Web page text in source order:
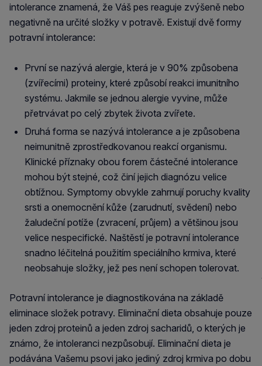
intolerance znamená, že Váš pes reaguje zvýšeně nebo
negativně na určité složky v potravě. Existují dvě formy
potravní intolerance:
První se nazývá alergie, která je v 90% způsobena
(zvířecími) proteiny, které způsobí reakci imunitního
systému. Jakmile se jednou alergie vyvine, může
přetrvávat po celý zbytek života zvířete.
Druhá forma se nazývá intolerance a je způsobena
neimunitně zprostředkovanou reakcí organismu.
Klinické příznaky obou forem částečné intolerance
mohou být stejné, což činí jejich diagnózu velice
obtížnou. Symptomy obvykle zahrnují poruchy kvality
srsti a onemocnění kůže (zarudnutí, svědení) nebo
žaludeční potíže (zvracení, průjem) a většinou jsou
velice nespecifické. Naštěstí je potravní intolerance
snadno léčitelná použitím speciálního krmiva, které
neobsahuje složky, jež pes není schopen tolerovat.
Potravní intolerance je diagnostikována na základě
eliminace složek potravy. Eliminační dieta obsahuje pouze
jeden zdroj proteinů a jeden zdroj sacharidů, o kterých je
známo, že intoleranci nezpůsobují. Eliminační dieta je
podávána Vašemu psovi jako jediný zdroj krmiva po dobu